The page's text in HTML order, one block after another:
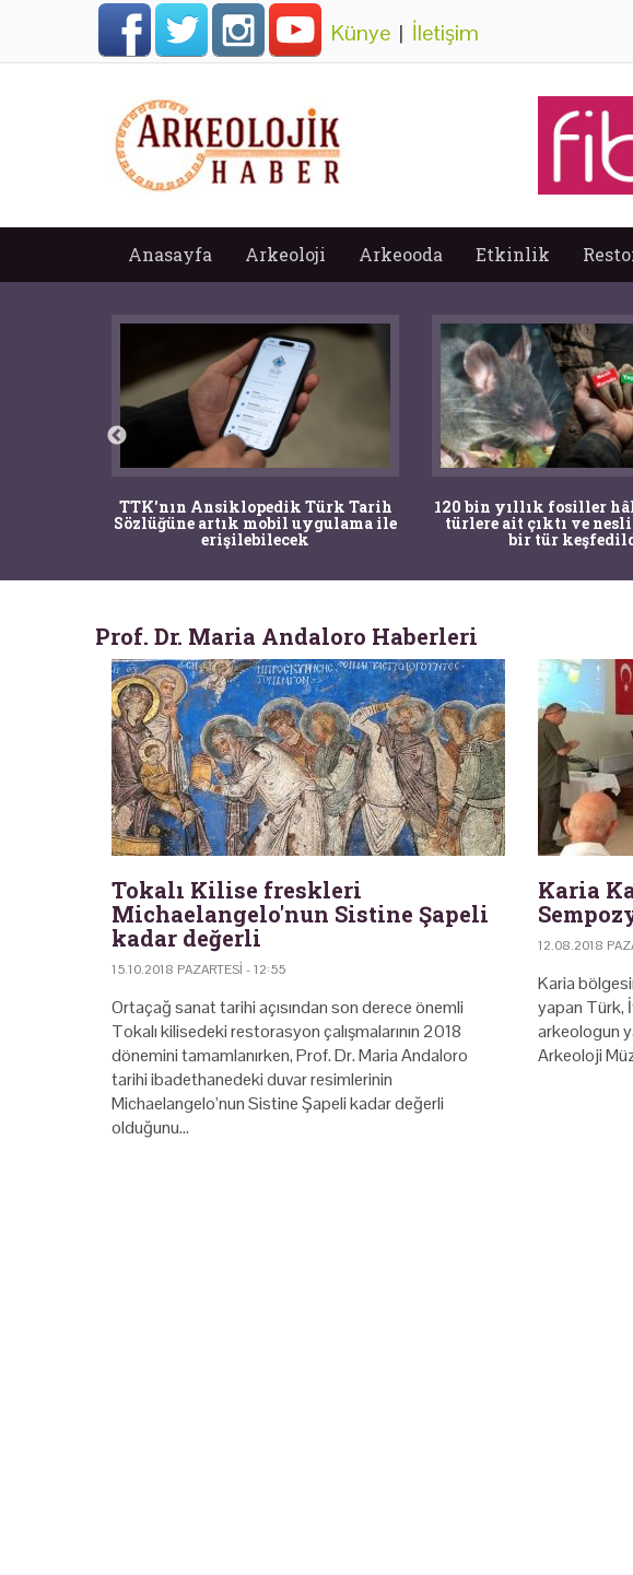
Künye | İletişim
Anasayfa Arkeoloji Arkeooda Etkinlik
TTK'nın Ansiklopedik Türk Tarih
Sözlüğüne artık mobil uygulama ile
erişilebilecek
120 bin yıllık fosiller
türlere ait çıktı ve
bir tür
Prof. Dr. Maria Andaloro Haberleri
Tokalı Kilise freskleri
Michaelangelo'nun Sistine Şapeli
kadar değerli
15.10.2018 PAZARTESI - 12:55
Ortaçağ sanat tarihi açısından son derece önemli
Tokalı kilisedeki restorasyon çalışmalarının 2018
dönemini tamamlanırken, Prof. Dr. Maria Andaloro
tarihi ibadethanedeki duvar resimlerinin
Michaelangelo’nun Sistine Şapeli kadar değerli
olduğunu…
Karia
12.08.2018
Karia
yapan Türk,
arkeologun
Arkeoloji